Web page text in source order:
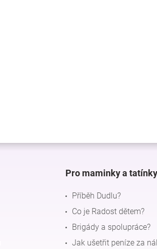
Pro maminky a tatínky
Příběh Dudlu?
Co je Radost dětem?
Brigády a spolupráce?
Jak ušetřit peníze za